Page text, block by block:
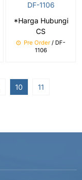
DF-1106
*Harga Hubungi
CS
Pre Order / DF-
1106
10
11